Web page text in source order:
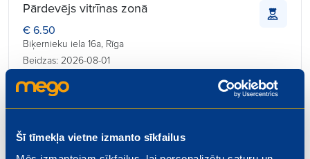
Šī tīmekļa vietne izmanto sīkfailus
Pārdevējs vitrīnas zonā
€ 6.50
Biķernieku iela 16a, Rīga
Beidzas: 2026-08-01